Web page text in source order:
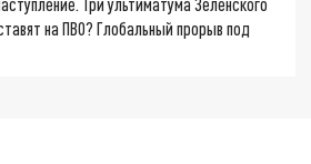
на ПВО? Глобальный прорыв под